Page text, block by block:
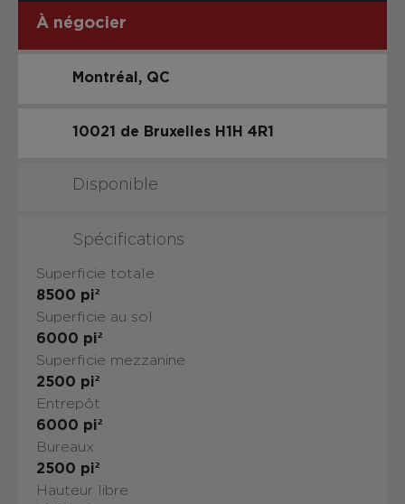
À négocier
Montréal QC
10021 de Bruxelles H1H 4R1
Disponible
Spécifications
Superficie totale
8500 pi²
Superficie au sol
6000 pi²
Superficie mezzanine
2500 pi²
Entrepôt
6000 pi²
Bureaux
2500 pi²
Hauteur libre